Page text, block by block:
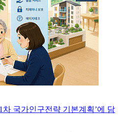
차 국가인구전략 기본계획’에 담